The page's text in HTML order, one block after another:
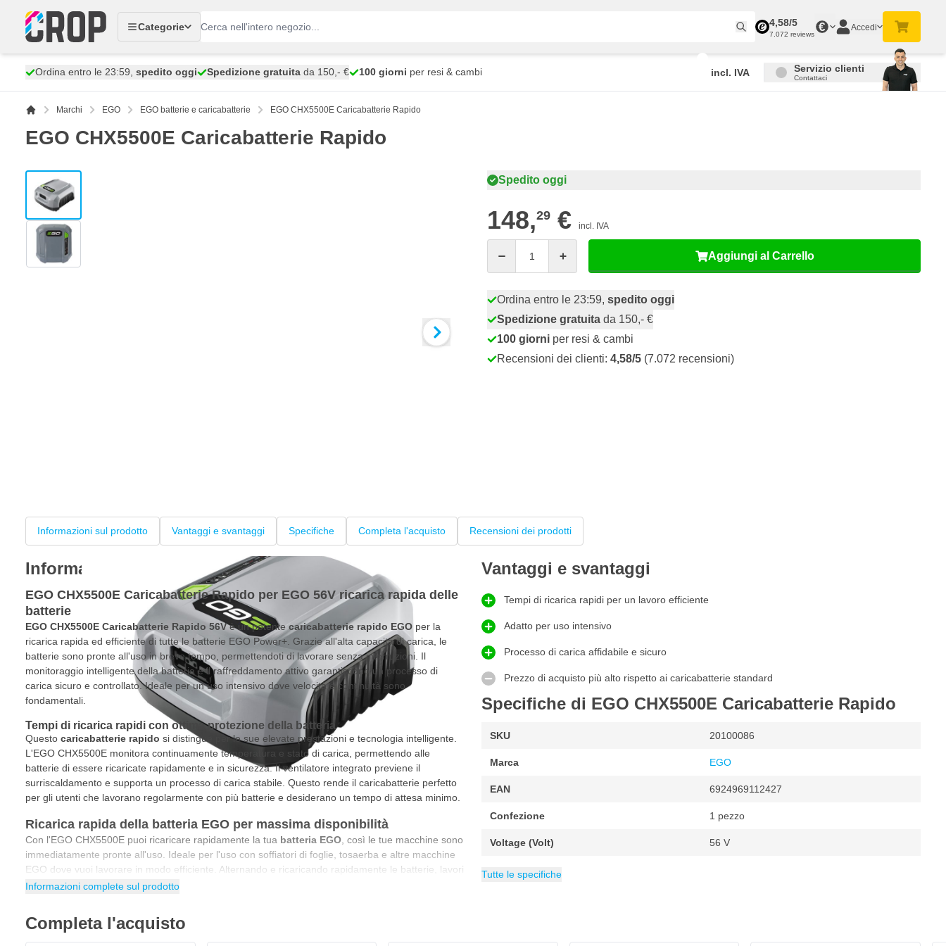
Categorie
4,58/5
7.072 reviews
€ Accedi
Ordina entro le 23:59, spedito oggi Spedizione gratuita da 150,- € 100 giorni per resi & cambi incl. IVA Servizio clienti
Contattaci
Marchi EGO EGO batterie e caricabatterie EGO CHX5500E Caricabatterie Rapido
EGO CHX5500E Caricabatterie Rapido
View larger image
View larger image
Spedito oggi
148,29 € incl. IVA
Aggiungi al Carrello
Ordina entro le 23:59, spedito oggi
Spedizione gratuita da 150,- €
100 giorni per resi & cambi
Recensioni dei clienti: 4,58/5 (7.072 recensioni)
Informazioni sul prodotto Vantaggi e svantaggi Specifiche Completa l'acquisto Recensioni dei prodotti
Informazioni sul prodotto
EGO CHX5500E Caricabatterie Rapido per EGO 56V ricarica rapida delle
batterie
EGO CHX5500E Caricabatterie Rapido 56Vè un potentecaricabatterie rapido EGO per la
ricarica rapida ed efficiente di tutte le batterie EGO Power+. Grazie all'alta capacità di carica, le
batterie sono pronte all'uso in breve tempo, permettendoti di lavorare senza interruzioni. Il
monitoraggio intelligente della batteria e il raffreddamento attivo garantiscono un processo di
carica sicuro e controllato. Ideale per un uso intensivo dove velocità e continuità sono
fondamentali.
Tempi di ricarica rapidi con ottima protezione della batteria
Questo caricabatterie rapido si distingue per le sue elevate prestazioni e tecnologia intelligente.
L'EGO CHX5500E monitora continuamente temperatura e stato di carica, permettendo alle
batterie di essere ricaricate rapidamente e in sicurezza. Il ventilatore integrato previene il
surriscaldamento e supporta un processo di carica stabile. Questo rende il caricabatterie perfetto
per gli utenti che lavorano regolarmente con più batterie e desiderano un tempo di attesa minimo.
Ricarica rapida della batteria EGO per massima disponibilità
Con l'EGO CHX5500E puoi ricaricare rapidamente la tua batteria EGO , così le tue macchine sono
immediatamente pronte all'uso. Ideale per l'uso con soffiatori di foglie, tosaerba e altre macchine
EGO dove vuoi lavorare in modo efficiente. Alternando e ricaricando rapidamente le batterie, lavori
senza interruzioni e aumenti la produttività di ogni lavoro.
Collega il caricabatterie alla rete elettrica.
Controlla l'indicatore LED per lo stato di carica.
Informazioni complete sul prodotto
Vantaggi e svantaggi
Tempi di ricarica rapidi per un lavoro efficiente
Adatto per uso intensivo
Processo di carica affidabile e sicuro
Prezzo di acquisto più alto rispetto ai caricabatterie standard
Specifiche di EGO CHX5500E Caricabatterie Rapido
SKU 20100086
Marca EGO
EAN 6924969112427
Confezione 1 pezzo
Voltage (Volt) 56 V
Fonte di alimentazione
Categoria
Tutte le specifiche
Completa l'acquisto